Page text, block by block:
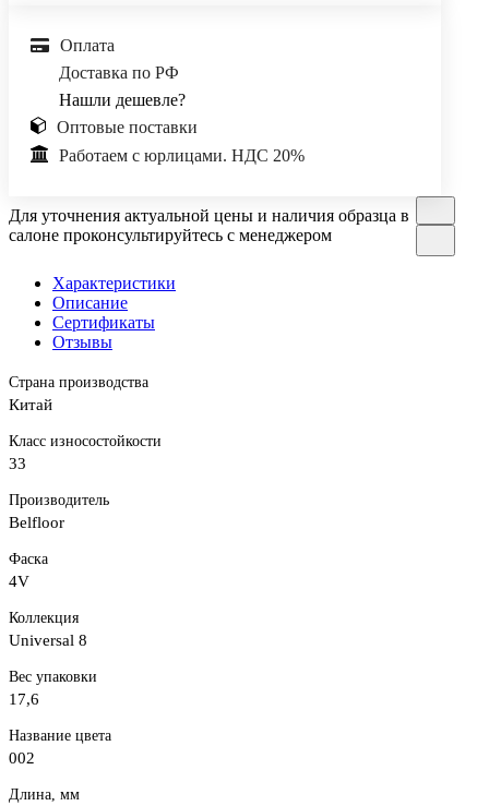
Оплата
Доставка по РФ
Нашли дешевле?
Оптовые поставки
Работаем с юрлицами. НДС 20%
Для уточнения актуальной цены и наличия образца в
салоне проконсультируйтесь с менеджером
Характеристики
Описание
Сертификаты
Отзывы
Страна производства
Китай
Класс износостойкости
33
Производитель
Belfloor
Фаска
4V
Коллекция
Universal 8
Вес упаковки
17,6
Название цвета
002
Длина, мм